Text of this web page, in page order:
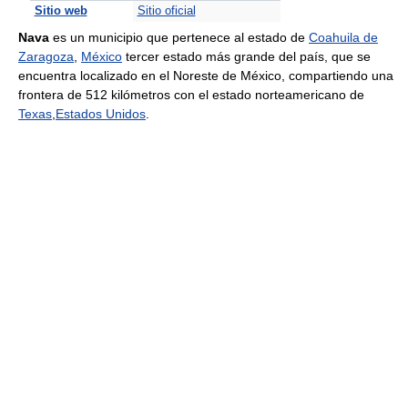
Sitio web
Sitio oficial
Nava es un municipio que pertenece al estado de Coahuila de
Zaragoza
México tercer estado más grande del país, que se
encuentra localizado en el Noreste de México, compartiendo una
frontera de 512 kilómetros con el estado norteamericano de
Texas Estados Unidos